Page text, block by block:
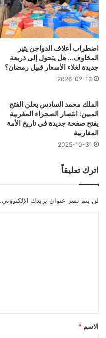
اضطراب أعلاف الدواجن يثير
المخاوف… هل يتحول إلى ذريعة
جديدة لغلاء الأسعار قبيل رمضان؟
2026-02-13
الملك محمد السادس يعلن الفتح
المبين: انتصار الصحراء المغربية
يفتح صفحة جديدة في تاريخ الأمة
المغاربية
2025-10-31
اترك تعليقاً
لن يتم نشر عنوان بريدك الإلكتروني.
*
الاسم *